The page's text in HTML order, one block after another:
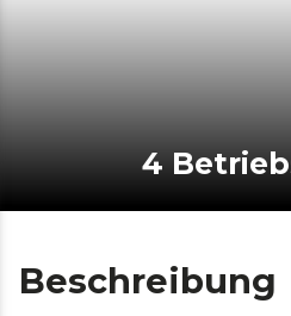
4
Beschreibung